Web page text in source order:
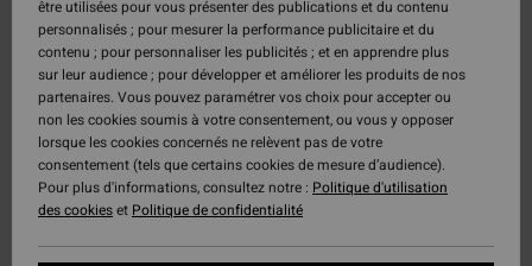
être utilisées pour vous présenter des publications et du contenu
personnalisés ; pour mesurer la performance publicitaire et du
contenu ; pour personnaliser les publicités ; et en apprendre plus
sur leur audience ; pour développer et améliorer les produits de nos
partenaires. Vous pouvez paramétrer vos choix pour accepter ou
non les cookies soumis à votre consentement, ou vous y opposer
lorsque les cookies concernés ne relèvent pas de votre
consentement (tels que certains cookies de mesure d’audience).
Pour plus d'informations, consultez notre : Politique d'utilisation
des cookieset Politique de confidentialité